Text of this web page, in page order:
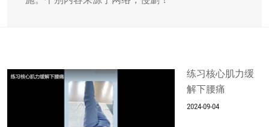
练习核心肌力缓
解下腰痛
2024-09-04